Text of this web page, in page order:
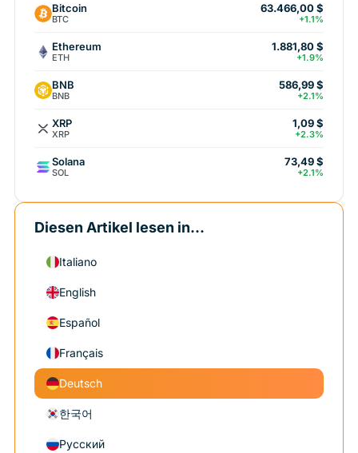
Bitcoin
BTC
63.466,00 $
+1.1%
Ethereum
ETH
1.881,80 $
+1.9%
BNB
BNB
586,99 $
+2.1%
XRP
XRP
1,09 $
+2.3%
Solana
SOL
73,49 $
+2.1%
Diesen Artikel lesen in...
Italiano
English
Español
Français
Deutsch
한국어
Русский